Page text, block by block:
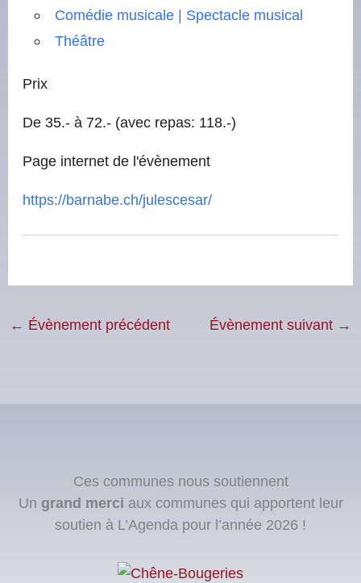
Comédie musicale | Spectacle musical
Théâtre
Prix
De 35.- à 72.- (avec repas: 118.-)
Page internet de l'évènement
https://barnabe.ch/julescesar/
← Évènement précédent Évènement suivant →
Ces communes nous soutiennent
Un grand merci aux communes qui apportent leur
soutien à L’Agenda pour l’année 2026 !